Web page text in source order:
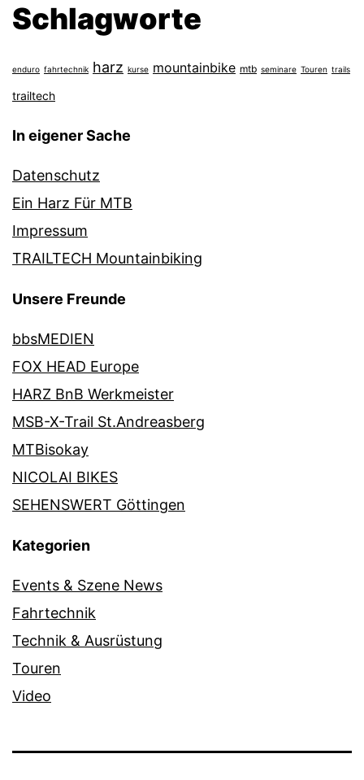
Schlagworte
enduro fahrtechnik harz kurse mountainbike mtb seminare Touren trails
trailtech
In eigener Sache
Datenschutz
Ein Harz Für MTB
Impressum
TRAILTECH Mountainbiking
Unsere Freunde
bbsMEDIEN
FOX HEAD Europe
HARZ BnB Werkmeister
MSB-X-Trail St.Andreasberg
MTBisokay
NICOLAI BIKES
SEHENSWERT Göttingen
Kategorien
Events & Szene News
Fahrtechnik
Technik & Ausrüstung
Touren
Video